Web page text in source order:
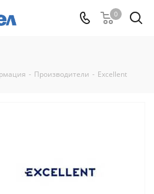
0
- Производители - Excellent